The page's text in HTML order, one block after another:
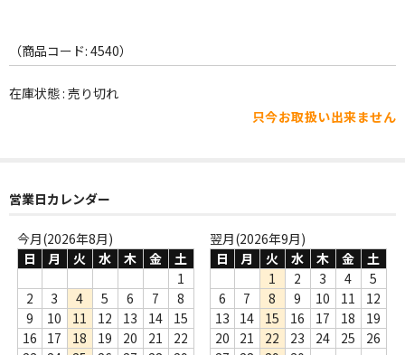
WORLD
その他
Webのみ no.2
Webのみ no.3
Webのみ no.4
（商品コード: 4540）
在庫状態 : 売り切れ
只今お取扱い出来ません
営業日カレンダー
今月(2026年8月)
日
月 火 水 木 金
土
1
2
3 4 5 6 7
8
9
10 11 12 13 14
15
16
17 18 19 20 21
22
翌月(2026年9月)
日
月 火 水 木 金
土
1
2 3 4
5
6
7 8 9 10 11
12
13
14 15 16 17 18
19
20
21 22 23 24 25
26